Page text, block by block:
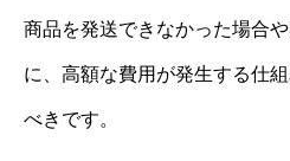
商品を発送できなかった場合
に、高額な費用が発生する仕
べきです。